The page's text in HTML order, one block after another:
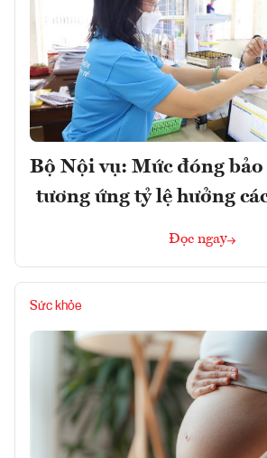
Bộ Nội vụ: Mức đóng
tương ứng tỷ lệ hưởng
Đọc ngay
Sức khỏe